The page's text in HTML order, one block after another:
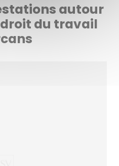
autour
du travail